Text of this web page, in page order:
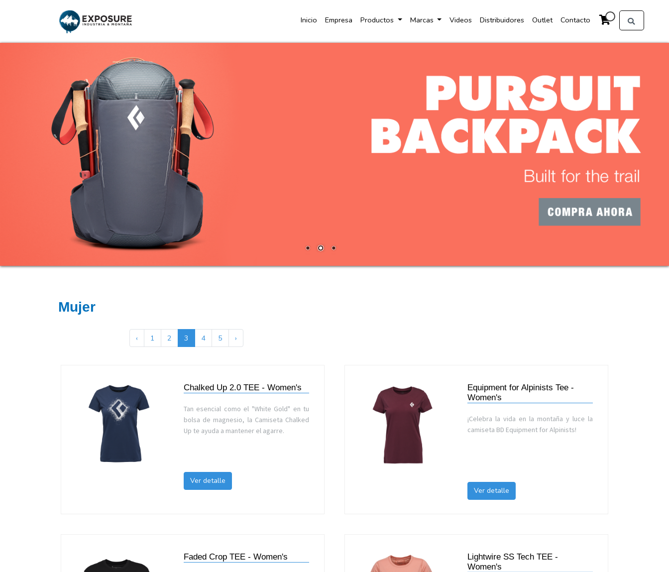
Inicio Empresa Productos Marcas Videos Distribuidores Outlet Contacto
Mujer
‹ 1 2 3 4 5 ›
Chalked Up 2.0 TEE - Women's
Tan esencial como el "White Gold" en tu
bolsa de magnesio, la Camiseta Chalked
Up te ayuda a mantener el agarre.
Ver detalle
Equipment for Alpinists Tee -
Women's
¡Celebra la vida en la montaña y luce la
camiseta BD Equipment for Alpinists!
Ver detalle
Faded Crop TEE - Women's
Lightwire SS Tech TEE -
Women's